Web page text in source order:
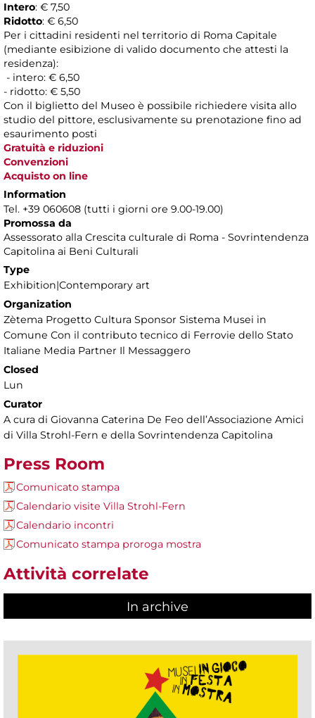
Intero: € 7,50
Ridotto: € 6,50
Per i cittadini residenti nel territorio di Roma Capitale
(mediante esibizione di valido documento che attesti la
residenza):
- intero: € 6,50
- ridotto: € 5,50
Con il biglietto del Museo è possibile richiedere visita allo
studio del pittore, esclusivamente su prenotazione fino ad
esaurimento posti
Gratuità e riduzioni
Convenzioni
Acquisto on line
Information
Tel. +39 060608 (tutti i giorni ore 9.00-19.00)
Promossa da
Assessorato alla Crescita culturale di Roma - Sovrintendenza
Capitolina ai Beni Culturali
Type
Exhibition|Contemporary art
Organization
Zètema Progetto Cultura Sponsor Sistema Musei in
Comune Con il contributo tecnico di Ferrovie dello Stato
Italiane Media Partner Il Messaggero
Closed
Lun
Curator
A cura di Giovanna Caterina De Feo dell’Associazione Amici
di Villa Strohl-Fern e della Sovrintendenza Capitolina
Press Room
Comunicato stampa
Calendario visite Villa Strohl-Fern
Calendario incontri
Comunicato stampa proroga mostra
Attività correlate
In archive